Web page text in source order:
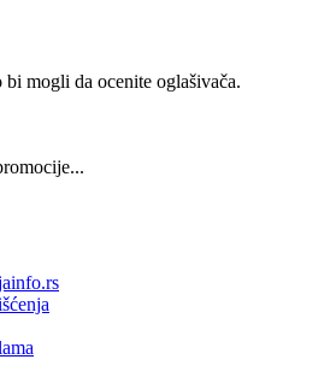
mogli da ocenite oglašivača.